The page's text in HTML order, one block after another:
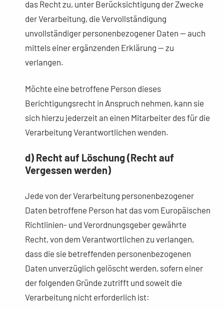
das Recht zu, unter Berücksichtigung der Zwecke
der Verarbeitung, die Vervollständigung
unvollständiger personenbezogener Daten — auch
mittels einer ergänzenden Erklärung — zu
verlangen.
Möchte eine betroffene Person dieses
Berichtigungsrecht in Anspruch nehmen, kann sie
sich hierzu jederzeit an einen Mitarbeiter des für die
Verarbeitung Verantwortlichen wenden.
d) Recht auf Löschung (Recht auf
Vergessen werden)
Jede von der Verarbeitung personenbezogener
Daten betroffene Person hat das vom Europäischen
Richtlinien- und Verordnungsgeber gewährte
Recht, von dem Verantwortlichen zu verlangen,
dass die sie betreffenden personenbezogenen
Daten unverzüglich gelöscht werden, sofern einer
der folgenden Gründe zutrifft und soweit die
Verarbeitung nicht erforderlich ist: